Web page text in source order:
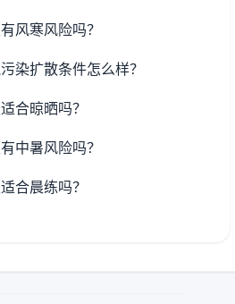
风寒风险吗？
染扩散条件怎么样？
合晾晒吗？
中暑风险吗？
合晨练吗？